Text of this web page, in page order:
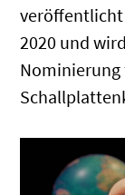
2020 und
Nominierung